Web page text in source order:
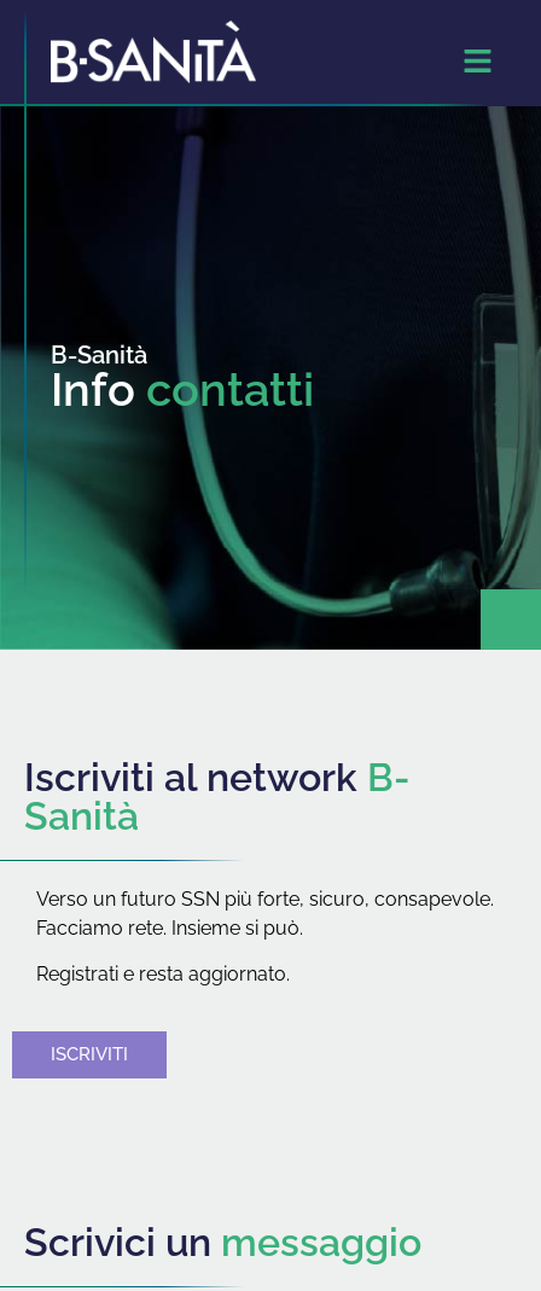
B-Sanità
Info contatti
Iscriviti al network B-
Sanità
Verso un futuro SSN più forte, sicuro, consapevole.
Facciamo rete. Insieme si può.
Registrati e resta aggiornato.
ISCRIVITI
Scrivici un messaggio